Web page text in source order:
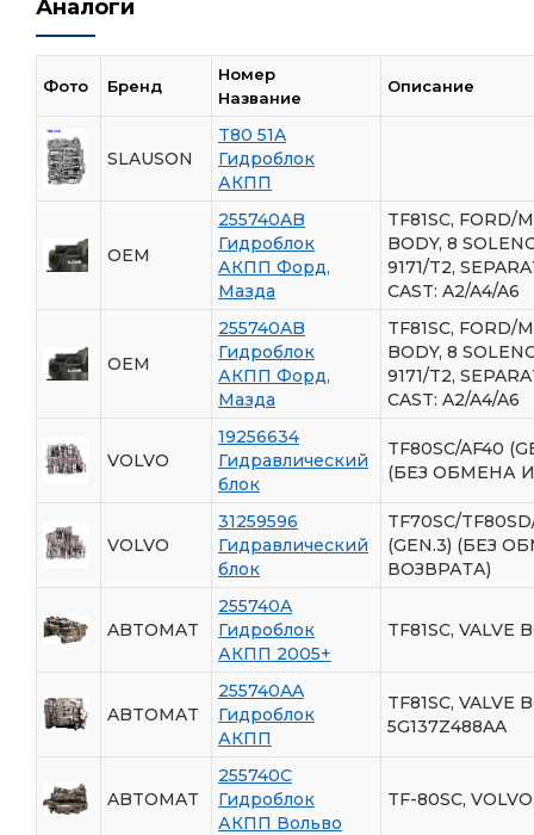
Аналоги
Фото Бренд
Номер
Название
Описание
SLAUSON
T80 51A
Гидроблок
АКПП
OEM
255740AB
Гидроблок
АКПП Форд,
Мазда
TF81SC, FORD/
BODY, 8
9171/T2,
CAST: A2/A4/A6
OEM
255740AB
Гидроблок
АКПП Форд,
Мазда
TF81SC, FORD/
BODY, 8
9171/T2,
CAST: A2/A4/A6
VOLVO
19256634
Гидравлический
блок
TF80SC/AF40
(БЕЗ ОБМЕНА
VOLVO
31259596
Гидравлический
блок
TF70SC/
(GEN.3) (БЕЗ
ВОЗВРАТА)
ABTOMAT
255740A
Гидроблок
АКПП 2005+
TF81SC, VALVE
ABTOMAT
255740AA
Гидроблок
АКПП
TF81SC, VALVE
5G137Z488AA
ABTOMAT
255740C
Гидроблок
АКПП Вольво
TF-80SC,